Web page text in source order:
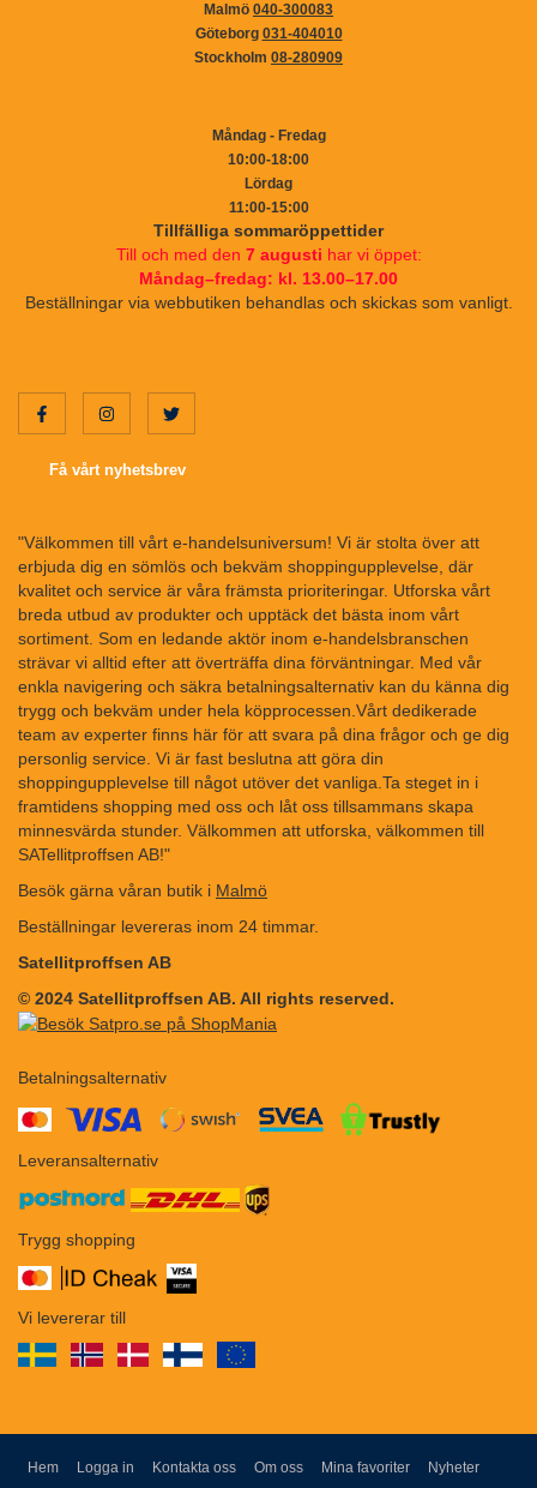
Malmö 040-300083
Göteborg 031-404010
Stockholm 08-280909
Måndag - Fredag
10:00-18:00
Lördag
11:00-15:00
Tillfälliga sommaröppettider
Till och med den 7 augusti har vi öppet:
Måndag–fredag: kl. 13.00–17.00
Beställningar via webbutiken behandlas och skickas som vanligt.
Få vårt nyhetsbrev
"Välkommen till vårt e-handelsuniversum! Vi är stolta över att
erbjuda dig en sömlös och bekväm shoppingupplevelse, där
kvalitet och service är våra främsta prioriteringar. Utforska vårt
breda utbud av produkter och upptäck det bästa inom vårt
sortiment. Som en ledande aktör inom e-handelsbranschen
strävar vi alltid efter att överträffa dina förväntningar. Med vår
enkla navigering och säkra betalningsalternativ kan du känna dig
trygg och bekväm under hela köpprocessen.Vårt dedikerade
team av experter finns här för att svara på dina frågor och ge dig
personlig service. Vi är fast beslutna att göra din
shoppingupplevelse till något utöver det vanliga.Ta steget in i
framtidens shopping med oss och låt oss tillsammans skapa
minnesvärda stunder. Välkommen att utforska, välkommen till
SATellitproffsen AB!"
Besök gärna våran butik i Malmö
Beställningar levereras inom 24 timmar.
Satellitproffsen AB
© 2024 Satellitproffsen AB. All rights reserved.
Betalningsalternativ
Leveransalternativ
Trygg shopping
Vi levererar till
Hem Logga in Kontakta oss Om oss Mina favoriter Nyheter